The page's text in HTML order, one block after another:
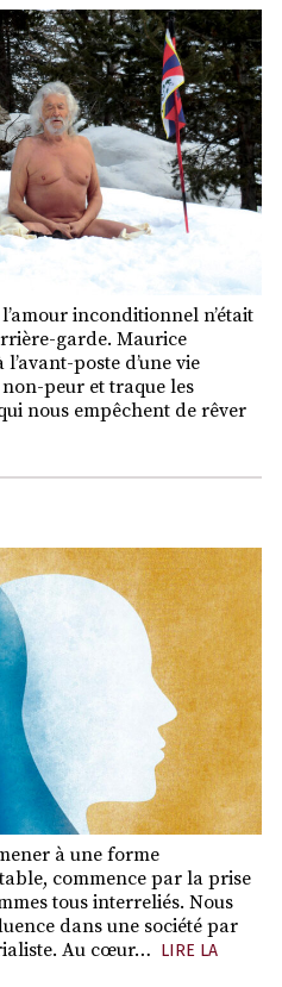
inconditionnel n’était
garde. Maurice
poste d’une vie
peur et traque les
nous empêchent de rêver
à une forme
commence par la prise
tous interreliés. Nous
dans une société par
Au cœur… LIRE LA